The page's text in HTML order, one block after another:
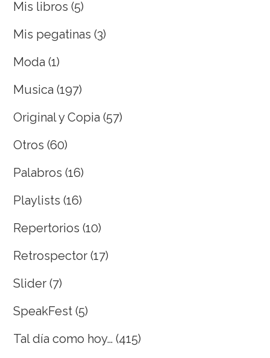
Mis libros (5)
Mis pegatinas (3)
Moda (1)
Musica (197)
Original y Copia (57)
Otros (60)
Palabros (16)
Playlists (16)
Repertorios (10)
Retrospector (17)
Slider (7)
SpeakFest (5)
Tal día como hoy… (415)